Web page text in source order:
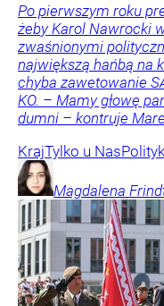
Po pierwszym roku
żeby Karol Nawrocki
zwaśnionymi
największą hańbą na
chyba zawetowanie
KO. – Mamy głowę
dumni – kontruje
KrajTylko u Nas
Magdalena